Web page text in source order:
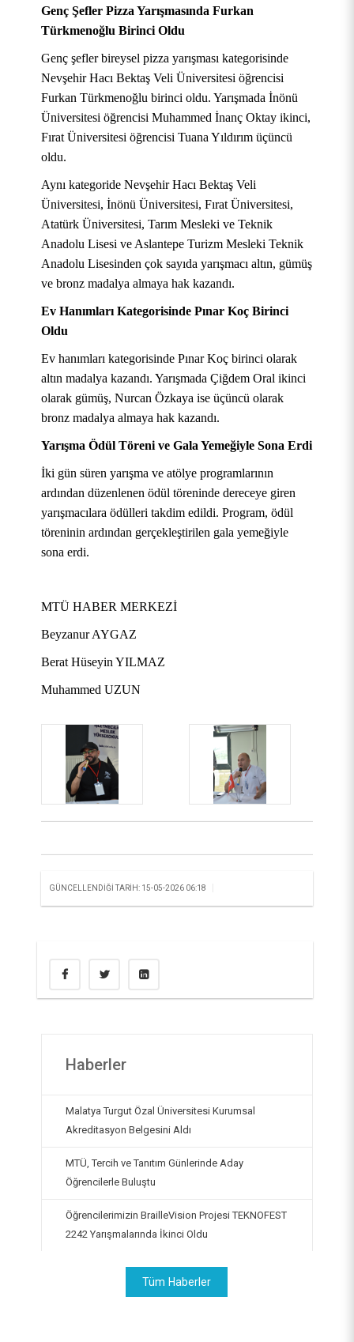
Genç Şefler Pizza Yarışmasında Furkan
Türkmenoğlu Birinci Oldu
Genç şefler bireysel pizza yarışması kategorisinde
Nevşehir Hacı Bektaş Veli Üniversitesi öğrencisi
Furkan Türkmenoğlu birinci oldu. Yarışmada İnönü
Üniversitesi öğrencisi Muhammed İnanç Oktay ikinci,
Fırat Üniversitesi öğrencisi Tuana Yıldırım üçüncü
oldu.
Aynı kategoride Nevşehir Hacı Bektaş Veli
Üniversitesi, İnönü Üniversitesi, Fırat Üniversitesi,
Atatürk Üniversitesi, Tarım Mesleki ve Teknik
Anadolu Lisesi ve Aslantepe Turizm Mesleki Teknik
Anadolu Lisesinden çok sayıda yarışmacı altın, gümüş
ve bronz madalya almaya hak kazandı.
Ev Hanımları Kategorisinde Pınar Koç Birinci
Oldu
Ev hanımları kategorisinde Pınar Koç birinci olarak
altın madalya kazandı. Yarışmada Çiğdem Oral ikinci
olarak gümüş, Nurcan Özkaya ise üçüncü olarak
bronz madalya almaya hak kazandı.
Yarışma Ödül Töreni ve Gala Yemeğiyle Sona Erdi
İki gün süren yarışma ve atölye programlarının
ardından düzenlenen ödül töreninde dereceye giren
yarışmacılara ödülleri takdim edildi. Program, ödül
töreninin ardından gerçekleştirilen gala yemeğiyle
sona erdi.
MTÜ HABER MERKEZİ
Beyzanur AYGAZ
Berat Hüseyin YILMAZ
Muhammed UZUN
GÜNCELLENDIĞI TARIH: 15-05-2026 06:18
Haberler
Malatya Turgut Özal Üniversitesi Kurumsal
Akreditasyon Belgesini Aldı
MTÜ, Tercih ve Tanıtım Günlerinde Aday
Öğrencilerle Buluştu
Öğrencilerimizin BrailleVision Projesi TEKNOFEST
2242 Yarışmalarında İkinci Oldu
Tüm Haberler